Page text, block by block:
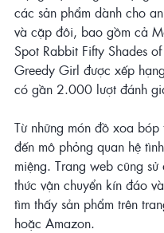
các sản phẩm dành cho
và cặp đôi, bao gồm cả
Spot Rabbit Fifty Shades
Greedy Girl được xếp
có gần 2.000 lượt đánh
Từ những món đồ xoa bóp
đến mô phỏng quan hệ
miệng. Trang web cũng sử
thức vận chuyển kín đáo
tìm thấy sản phẩm trên
hoặc Amazon.